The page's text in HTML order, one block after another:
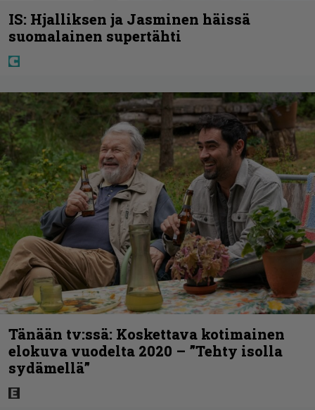
IS: Hjalliksen ja Jasminen häissä
suomalainen supertähti
Tänään tv:ssä: Koskettava kotimainen
elokuva vuodelta 2020 – ”Tehty isolla
sydämellä”